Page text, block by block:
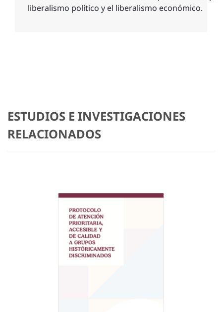
liberalismo político y el liberalismo económico.
ESTUDIOS E INVESTIGACIONES
RELACIONADOS